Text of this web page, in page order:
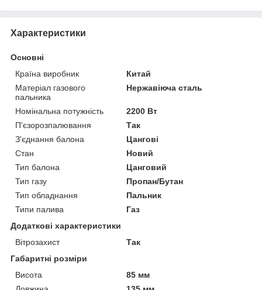
Характеристики
Основні
Країна виробник
Китай
Матеріал газового
пальника
Нержавіюча сталь
Номінальна потужність
2200 Вт
П'єзорозпалювання
Так
З'єднання балона
Цангові
Стан
Новий
Тип балона
Цанговий
Тип газу
Пропан/Бутан
Тип обладнання
Пальник
Типи палива
Газ
Додаткові характеристики
Вітрозахист
Так
Габаритні розміри
Висота
85 мм